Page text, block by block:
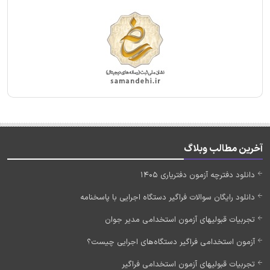
آخرین مطالب وبلاگ
دانلود دفترچه آزمون دفتریاری 1405
دانلود رایگان سوالات فراگیر دستگاه اجرایی با پاسخنامه
تجربیات قبولیهای آزمون استخدامی مدیر جوان
آزمون استخدامی فراگیر دستگاه‌های اجرایی چیست؟
تجربیات قبولیهای آزمون استخدامی فراگیر